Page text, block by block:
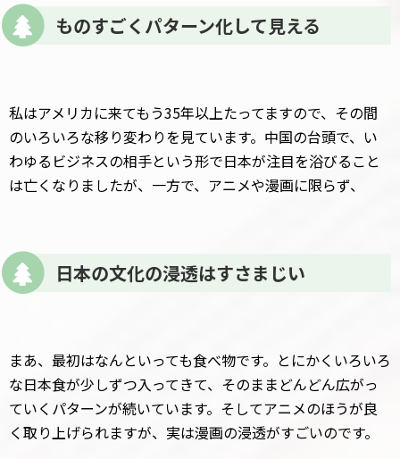
ものすごくパターン化して見える
私はアメリカに来てもう35年以上たってますので、その間
のいろいろな移り変わりを見ています。中国の台頭で、い
わゆるビジネスの相手という形で日本が注目を浴びること
は亡くなりましたが、一方で、アニメや漫画に限らず、
日本の文化の浸透はすさまじい
まあ、最初はなんといっても食べ物です。とにかくいろいろ
な日本食が少しずつ入ってきて、そのままどんどん広がっ
ていくパターンが続いています。そしてアニメのほうが良
く取り上げられますが、実は漫画の浸透がすごいのです。